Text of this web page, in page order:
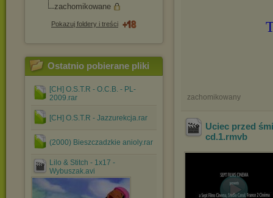
zachomikowane
Pokazuj foldery i treści
Ostatnio pobierane pliki
[CH] O.S.T.R - O.C.B. - PL-
2009.rar
[CH] O.S.T.R - Jazzurekcja.rar
(2000) Bieszczadzkie anioly.rar
Lilo & Stitch - 1x17 -
Wybuszak.avi
zachomikowany
Uciec przed
cd.1.rmvb